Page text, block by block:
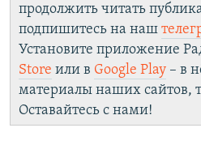
продолжить читать
подпишитесь на наш
Установите приложение
Store или в Google Play – в
материалы наших сайтов,
Оставайтесь с нами!